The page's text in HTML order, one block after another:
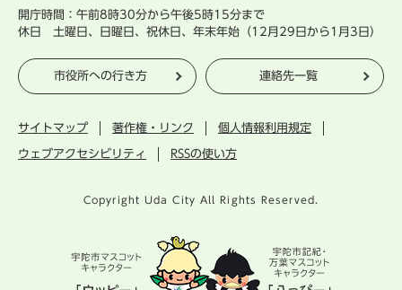
開庁時間：午前8時30分から午後5時15分まで
休日 土曜日、日曜日、祝休日、年末年始（12月29日から1月3日）
市役所への行き方 連絡先一覧
サイトマップ 著作権・リンク 個人情報利用規定
ウェブアクセシビリティ RSSの使い方
Copyright Uda City All Rights Reserved.